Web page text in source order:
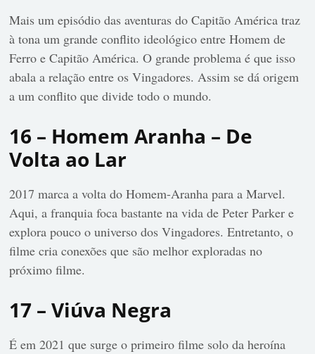
Mais um episódio das aventuras do Capitão América traz
à tona um grande conflito ideológico entre Homem de
Ferro e Capitão América. O grande problema é que isso
abala a relação entre os Vingadores. Assim se dá origem
a um conflito que divide todo o mundo.
16 – Homem Aranha – De
Volta ao Lar
2017 marca a volta do Homem-Aranha para a Marvel.
Aqui, a franquia foca bastante na vida de Peter Parker e
explora pouco o universo dos Vingadores. Entretanto, o
filme cria conexões que são melhor exploradas no
próximo filme.
17 – Viúva Negra
É em 2021 que surge o primeiro filme solo da heroína